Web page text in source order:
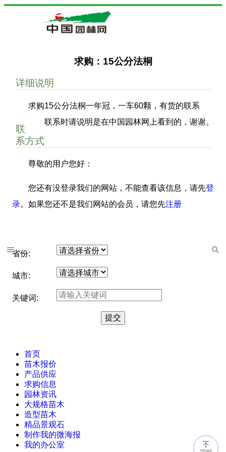
求购：15公分法桐
详细说明
求购15公分法桐一年冠，一车60颗，有货的联系
联系时请说明是在中国园林网上看到的，谢谢。
联
系方式
尊敬的用户您好：
您还有没登录我们的网站，不能查看该信息，请先登
录。如果您还不是我们网站的会员，请您先注册
省份:
城市:
关键词:
首页
苗木报价
产品供应
求购信息
园林资讯
大规格苗木
造型苗木
精品景观石
制作我的微海报
我的办公室